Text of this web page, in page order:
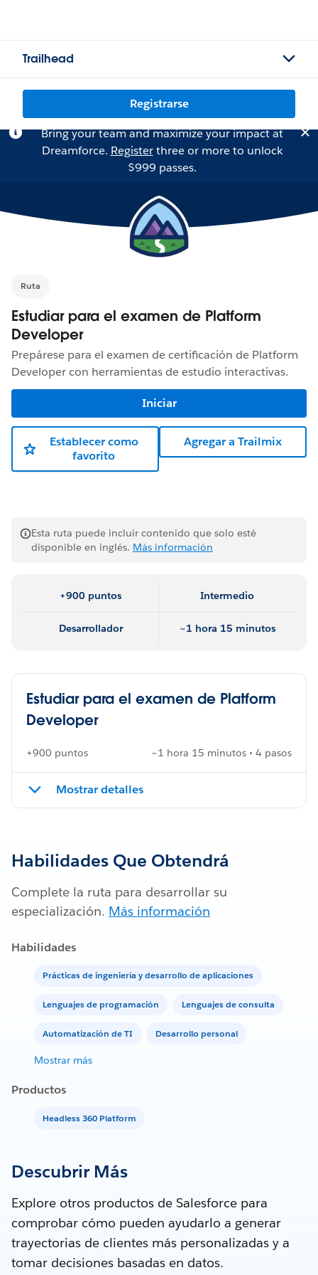
Trailhead
Registrarse
Bring your team and maximize your impact at
Dreamforce. Registerthree or more to unlock
$999 passes.
Ruta
Estudiar para el examen de Platform
Developer
Prepárese para el examen de certificación de Platform
Developer con herramientas de estudio interactivas.
Iniciar
Establecer como
favorito
Agregar a Trailmix
Esta ruta puede incluir contenido que solo esté
disponible en inglés. Más información
+900 puntos Intermedio
Desarrollador ~1 hora 15 minutos
Estudiar para el examen de Platform
Developer
+900 puntos ~1 hora 15 minutos • 4 pasos
Mostrar detalles
Habilidades Que Obtendrá
Complete la ruta para desarrollar su
especialización. Más información
Habilidades
Prácticas de ingeniería y desarrollo de aplicaciones
Lenguajes de programación Lenguajes de consulta
Automatización de TI Desarrollo personal
Mostrar más
Productos
Headless 360 Platform
Descubrir Más
Explore otros productos de Salesforce para
comprobar cómo pueden ayudarlo a generar
trayectorias de clientes más personalizadas y a
tomar decisiones basadas en datos.